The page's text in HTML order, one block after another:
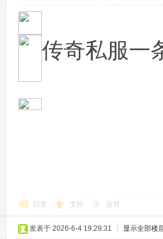
传奇私服一
回复 支持 反对
发表于 2026-6-4 19:29:31 显示全部楼